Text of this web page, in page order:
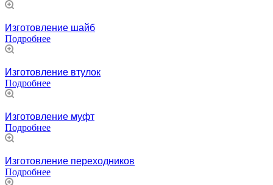
Изготовление шайб
Подробнее
Изготовление втулок
Подробнее
Изготовление муфт
Подробнее
Изготовление переходников
Подробнее